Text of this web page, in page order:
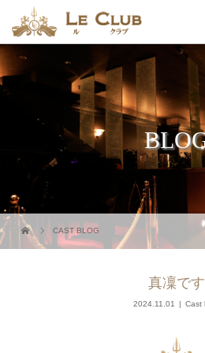
CAST BLOG
真凜です
2024.11.01 Cast